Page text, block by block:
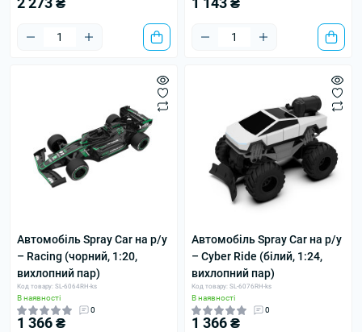
Автомобіль Spray Car на р/у
– Racing (чорний, 1:20,
вихлопний пар)
Код товару: SL-6064RH-ks
В наявності
0
1 366 ₴
Автомобіль Spray Car на р/у
– Cyber Ride (білий, 1:24,
вихлопний пар)
Код товару: SL-6076RH-ks
В наявності
0
1 366 ₴